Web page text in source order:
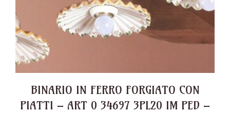
BINARIO IN FERRO FORGIATO CON
PIATTI – ART 0 34697 3PL20 IM PED –